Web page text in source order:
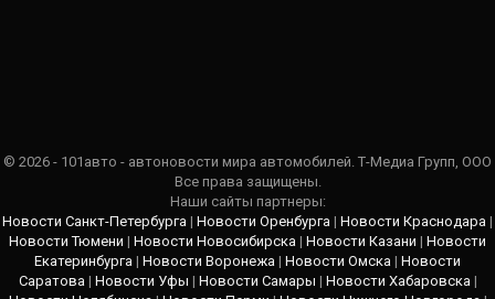
© 2026 - 101авто - автоновости мира автомобилей. Т-Медиа Групп, ООО
Все права защищены.
Наши сайты партнеры:
Новости Санкт-Петербурга | Новости Оренбурга | Новости Краснодара |
Новости Тюмени | Новости Новосибирска | Новости Казани | Новости
Екатеринбурга | Новости Воронежа | Новости Омска | Новости
Саратова | Новости Уфы | Новости Самары | Новости Хабаровска |